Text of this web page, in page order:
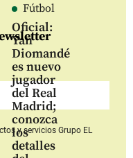
Fútbol
Oficial:
Yan
Diomandé
es nuevo
jugador
del Real
Madrid;
conozca
los
detalles
y serviciosGrupo EL